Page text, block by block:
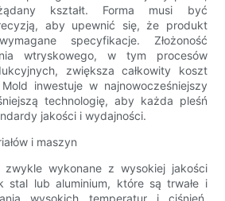
kształt. Forma musi być
aby upewnić się, że produkt
specyfikacje. Złożoność
wtryskowego, w tym procesów
zwiększa całkowity koszt
inwestuje w najnowocześniejszy
technologię, aby każda pleśń
jakości i wydajności.
i maszyn
zwykle wykonane z wysokiej jakości
stal lub aluminium, które są trwałe i